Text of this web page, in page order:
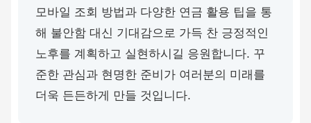
모바일 조회 방법과 다양한 연금 활용 팁을 통
해 불안함 대신 기대감으로 가득 찬 긍정적인
노후를 계획하고 실현하시길 응원합니다. 꾸
준한 관심과 현명한 준비가 여러분의 미래를
더욱 든든하게 만들 것입니다.